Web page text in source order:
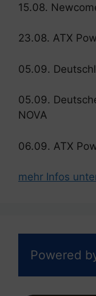
15.08.
23.08. ATX
05.09.
05.09.
NOVA
06.09. ATX
mehr Infos
Powered